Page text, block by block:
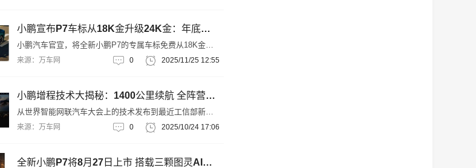
小鹏宣布P7车标从18K金升级24K金：年底前下单均可获得
小鹏汽车官宣，将全新小鹏P7的专属车标免费从18K金升
级为24K金。海报小字显示，活动是针对初代小鹏P7车主
来源：万车网 0 2025/11/25 12:55
小鹏增程技术大揭秘：1400公里续航 全阵营新车将登场
从世界智能网联汽车大会上的技术发布到最近工信部新车
公示，小鹏汽车首款搭载“鲲鹏超级电动系统”车型—X9已
来源：万车网 0 2025/10/24 17:06
全新小鹏P7将8月27日上市 搭载三颗图灵AI芯片